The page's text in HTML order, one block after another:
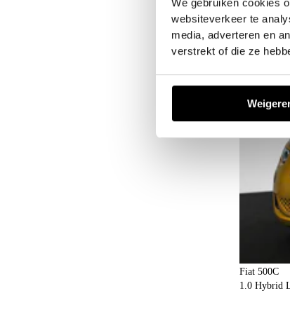
We gebruiken cookies
websiteverkeer te
media, adverteren en
verstrekt of die ze
Meer
Fiat 500C
1.0 Hybrid